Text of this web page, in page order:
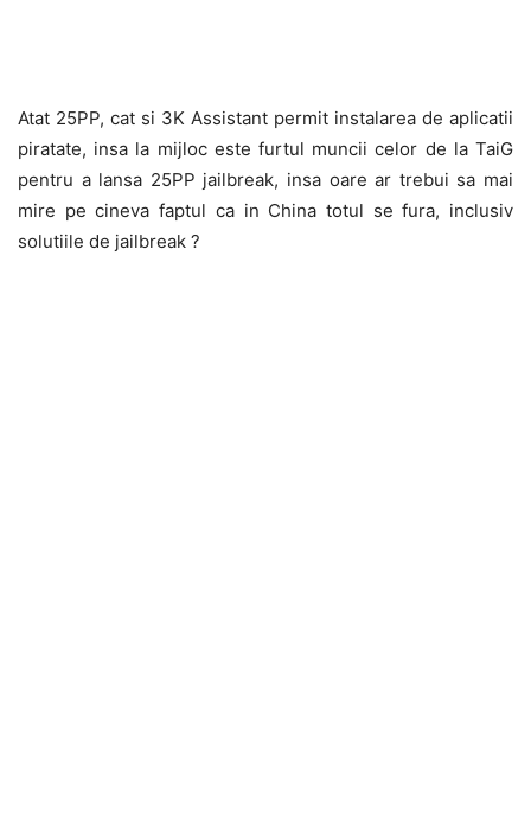
Atat 25PP, cat si 3K Assistant permit instalarea de aplicatii
piratate, insa la mijloc este furtul muncii celor de la TaiG
pentru a lansa 25PP jailbreak, insa oare ar trebui sa mai
mire pe cineva faptul ca in China totul se fura, inclusiv
solutiile de jailbreak ?